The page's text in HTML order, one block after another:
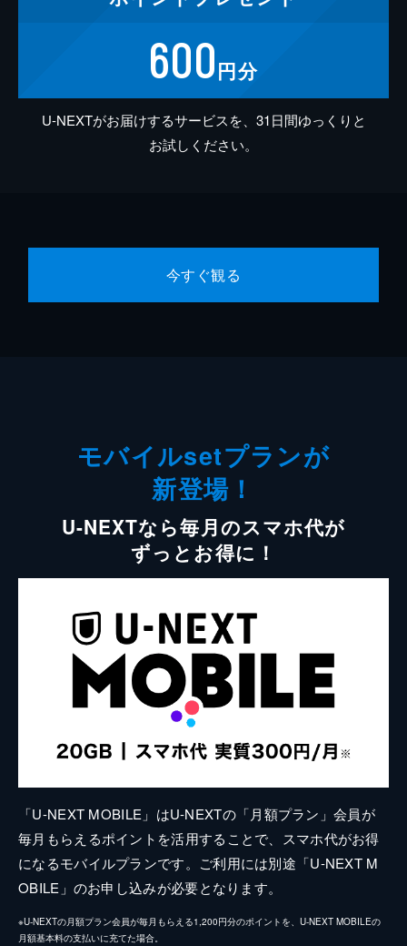
600円分
U-NEXTがお届けするサービスを、31日間ゆっくりと
お試しください。
今すぐ観る
モバイルsetプランが
新登場！
U-NEXTなら毎月のスマホ代が
ずっとお得に！
「U-NEXT MOBILE」はU-NEXTの「月額プラン」会員が
毎月もらえるポイントを活用することで、スマホ代がお得
になるモバイルプランです。ご利用には別途「U-NEXT M
OBILE」のお申し込みが必要となります。
※U-NEXTの月額プラン会員が毎月もらえる1,200円分のポイントを、U-NEXT MOBILEの
月額基本料の支払いに充てた場合。